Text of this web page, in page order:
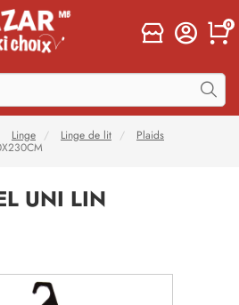
0
Linge Linge de lit
Plaids
UNI LIN